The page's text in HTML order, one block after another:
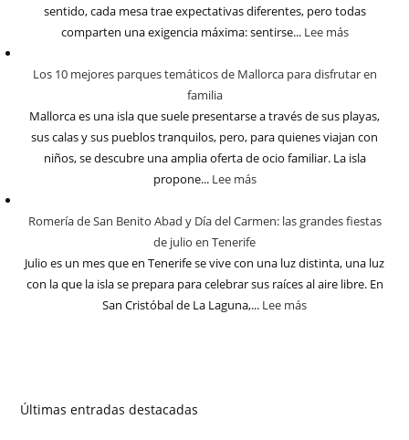
sentido, cada mesa trae expectativas diferentes, pero todas
comparten una exigencia máxima: sentirse... Lee más
Los 10 mejores parques temáticos de Mallorca para disfrutar en
familia
Mallorca es una isla que suele presentarse a través de sus playas,
sus calas y sus pueblos tranquilos, pero, para quienes viajan con
niños, se descubre una amplia oferta de ocio familiar. La isla
propone... Lee más
Romería de San Benito Abad y Día del Carmen: las grandes fiestas
de julio en Tenerife
Julio es un mes que en Tenerife se vive con una luz distinta, una luz
con la que la isla se prepara para celebrar sus raíces al aire libre. En
San Cristóbal de La Laguna,... Lee más
Últimas entradas destacadas